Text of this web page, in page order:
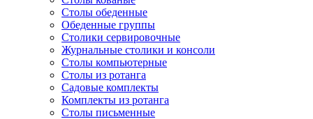
Столы обеденные
Обеденные группы
Столики сервировочные
Журнальные столики и консоли
Столы компьютерные
Столы из ротанга
Садовые комплекты
Комплекты из ротанга
Столы письменные